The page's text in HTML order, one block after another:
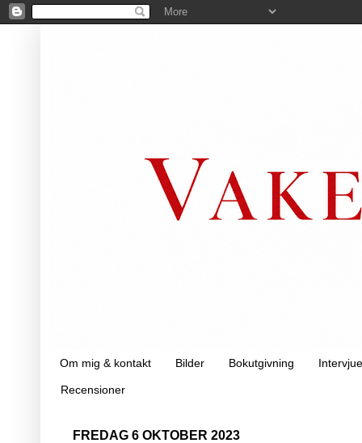
Om mig & kontakt Bilder Bokutgivning
Recensioner
FREDAG 6 OKTOBER 2023